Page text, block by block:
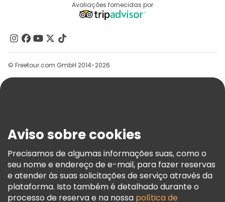
Programa De Afiliados
Contacte-Nos
Grupos
Ajuda
Termos E Informações Legais
Política De Cookies
Freetour Prémios
Programa De Fidelidade
Avaliações fornecidas por
© Freetour.com GmbH 2014-2026
Aviso sobre cookies
Precisamos de algumas informações suas, como o
seu nome e endereço de e-mail, para fazer reservas
e atender às suas solicitações de serviço através da
plataforma. Isto também é detalhado durante o
processo de reserva e na nossa política de